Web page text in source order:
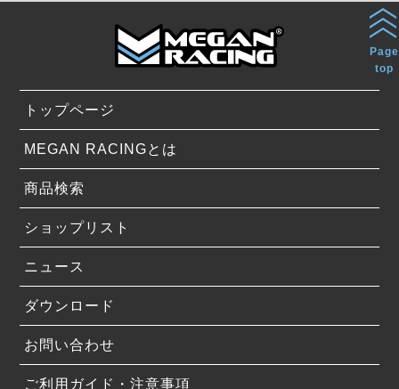
トップページ
MEGAN RACINGとは
商品検索
ショップリスト
ニュース
ダウンロード
お問い合わせ
ご利用ガイド・注意事項
Page
top